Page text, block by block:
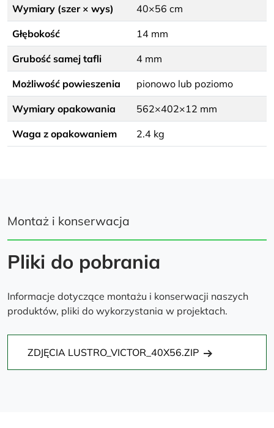
Wymiary (szer × wys) 40×56 cm
Głębokość 14 mm
Grubość samej tafli 4 mm
Możliwość powieszenia pionowo lub poziomo
Wymiary opakowania 562×402×12 mm
Waga z opakowaniem 2.4 kg
Montaż i konserwacja
Pliki do pobrania
Informacje dotyczące montażu i konserwacji naszych
produktów, pliki do wykorzystania w projektach.
ZDJĘCIA LUSTRO_VICTOR_40X56.ZIP